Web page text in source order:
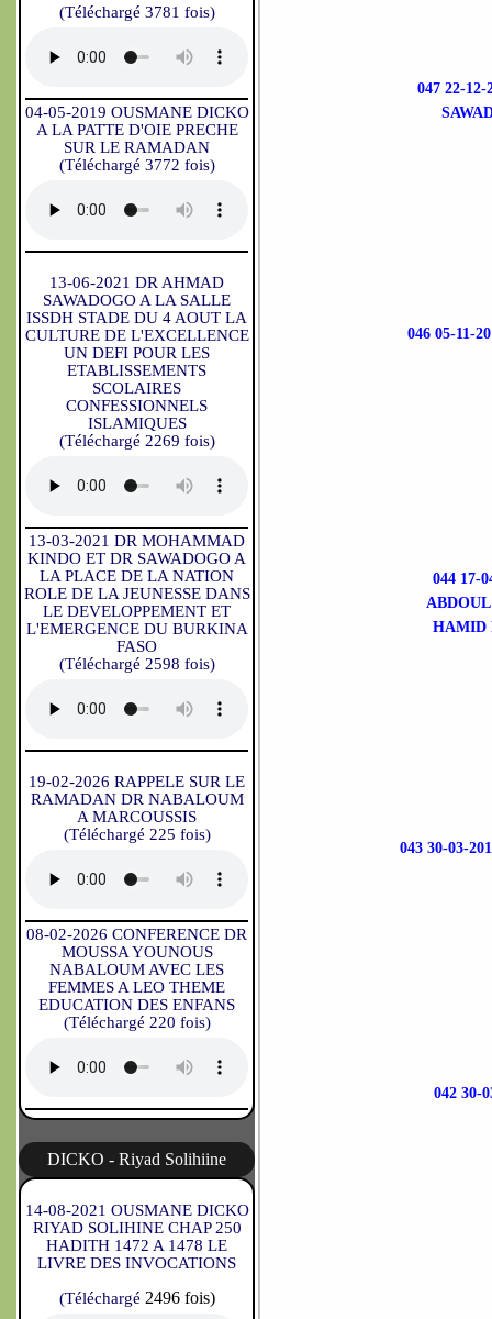
(Téléchargé 3781 fois)
04-05-2019 OUSMANE DICKO
A LA PATTE D'OIE PRECHE
SUR LE RAMADAN
(Téléchargé 3772 fois)
13-06-2021 DR AHMAD
SAWADOGO A LA SALLE
ISSDH STADE DU 4 AOUT LA
CULTURE DE L'EXCELLENCE
UN DEFI POUR LES
ETABLISSEMENTS
SCOLAIRES
CONFESSIONNELS
ISLAMIQUES
(Téléchargé 2269 fois)
13-03-2021 DR MOHAMMAD
KINDO ET DR SAWADOGO A
LA PLACE DE LA NATION
ROLE DE LA JEUNESSE DANS
LE DEVELOPPEMENT ET
L'EMERGENCE DU BURKINA
FASO
(Téléchargé 2598 fois)
19-02-2026 RAPPELE SUR LE
RAMADAN DR NABALOUM
A MARCOUSSIS
(Téléchargé 225 fois)
08-02-2026 CONFERENCE DR
MOUSSA YOUNOUS
NABALOUM AVEC LES
FEMMES A LEO THEME
EDUCATION DES ENFANS
(Téléchargé 220 fois)
DICKO - Riyad Solihiine
14-08-2021 OUSMANE DICKO
RIYAD SOLIHINE CHAP 250
HADITH 1472 A 1478 LE
LIVRE DES INVOCATIONS
(Téléchargé 2496 fois)
047 22-
046 05-11-
044 17-
HAMID
043 30-03-
042 30-